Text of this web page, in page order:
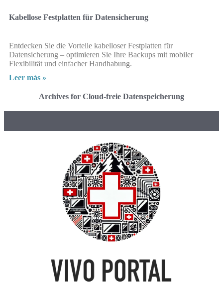
Kabellose Festplatten für Datensicherung
Entdecken Sie die Vorteile kabelloser Festplatten für
Datensicherung – optimieren Sie Ihre Backups mit mobiler
Flexibilität und einfacher Handhabung.
Leer más »
Archives for Cloud-freie Datenspeicherung